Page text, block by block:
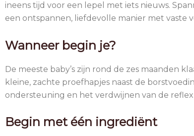
ineens tijd voor een lepel met iets nieuws.
een ontspannen, liefdevolle manier met vaste
Wanneer begin je?
De meeste baby’s zijn rond de zes maanden
kleine, zachte proefhapjes naast de
ondersteuning en het verdwijnen van de
Begin met één ingrediënt